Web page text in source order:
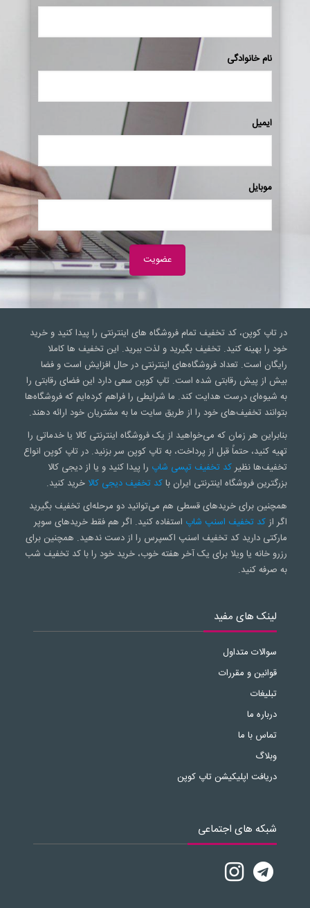
نام خانوادگی
ایمیل
موبایل
در تاپ کوپن، کد تخفیف تمام فروشگاه های اینترنتی را پیدا کنید و خرید
خود را بهینه کنید. تخفیف بگیرید و لذت ببرید. این تخفیف ها کاملا
رایگان است. تعداد فروشگاه‌های اینترنتی در حال افزایش است و فضا
بیش از پیش رقابتی شده است. تاپ کوپن سعی‌ دارد این فضای رقابتی را
به شیوه‌ای درست هدایت کند. ما شرایطی را فراهم کرده‌ایم که فروشگاه‌ها
بتوانند تخفیف‌های خود را از طریق سایت ما به مشتریان خود ارائه دهند.
بنابراین هر زمان که می‌خواهید از یک فروشگاه اینترنتی کالا یا خدماتی را
تهیه کنید، حتماً قبل از پرداخت، به تاپ کوپن سر بزنید. در تاپ کوپن انواع
تخفیف‌ها نظیرکد تخفیف تپسی شاپ را پیدا کنید و یا از دیجی کالا
بزرگترین فروشگاه اینترنتی ایران باکد تخفیف دیجی کالا خرید کنید.
همچنین برای خریدهای قسطی هم می‌توانید دو مرحله‌ای تخفیف بگیرید
اگر ازکد تخفیف اسنپ شاپ استفاده کنید. اگر هم فقط خریدهای سوپر
مارکتی دارید کد تخفیف اسنپ اکسپرس را از دست ندهید. همچنین برای
رزرو خانه یا ویلا برای یک آخر هفته خوب، خرید خود را با کد تخفیف شب
به صرفه کنید.
لینک های مفید
سوالات متداول
قوانین و مقررات
تبلیغات
درباره ما
تماس با ما
وبلاگ
دریافت اپلیکیشن تاپ کوپن
شبکه های اجتماعی